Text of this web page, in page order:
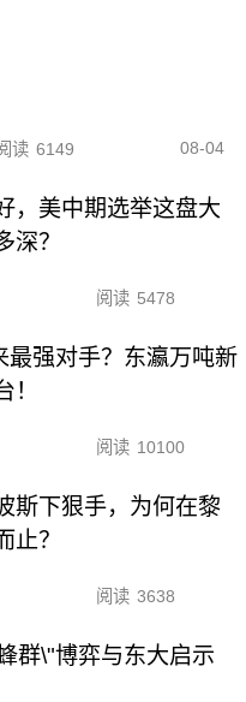
读 6149 08-04
，美中期选举这盘大
深？
阅读 5478
最强对手？东瀛万吨新
！
阅读 10100
斯下狠手，为何在黎
止？
阅读 3638
群\"博弈与东大启示